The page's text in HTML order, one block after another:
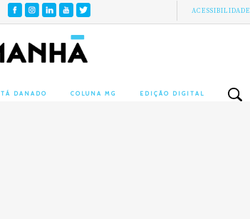
ACESSIBILIDADE
TÁ DANADO COLUNA MG EDIÇÃO DIGITAL